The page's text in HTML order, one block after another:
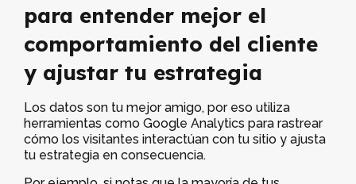
para entender mejor el
comportamiento del cliente
y ajustar tu estrategia
Los datos son tu mejor amigo, por eso utiliza
herramientas como Google Analytics para rastrear
cómo los visitantes interactúan con tu sitio y ajusta
tu estrategia en consecuencia.